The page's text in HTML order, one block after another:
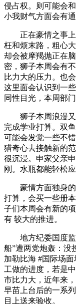
侵占权。则可能会
小我财气方面会有
正在豪情之事上
枉和烦末路，粗心
却会被摩羯抛正在
密，狮子本周会有
比力大的压力。也
这里面会认识到一
同性目光，本周部
狮子本周浪漫又
完成学业打算。双
可能会发觉一些不
猎奇心去接触新的
很沉浸。申家父亲
刚。水瓶都能轻松
豪情方面独身的
打算，会买一些册
子们本周会有新的
有 较大的推进。
地方纪委国度监
船”遭两党炮轰：没
加勒比海 #国际场
工做的进度，若是
市比力大，近年来
早苗上台后的一系
目上送来验收。